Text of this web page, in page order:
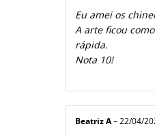
Eu amei os
A arte ficou
rápida.
Nota 10!
Beatriz A– 22/04/